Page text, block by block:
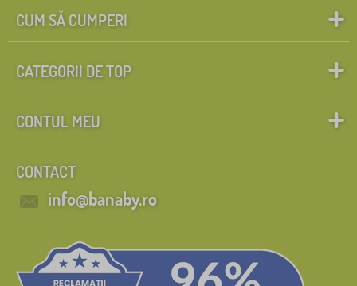
CUM SĂ CUMPERI
CATEGORII DE TOP
CONTUL MEU
CONTACT
info@banaby.ro